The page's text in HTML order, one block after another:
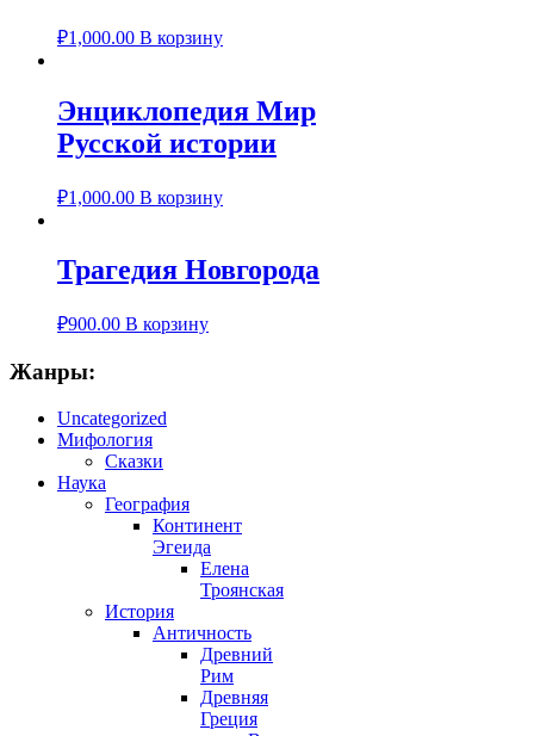
₽1,000.00 В корзину
Энциклопедия Мир
Русской истории
₽1,000.00 В корзину
Трагедия Новгорода
₽900.00 В корзину
Жанры:
Uncategorized
Мифология
Сказки
Наука
География
Континент
Эгеида
Елена
Троянская
История
Античность
Древний
Рим
Древняя
Греция